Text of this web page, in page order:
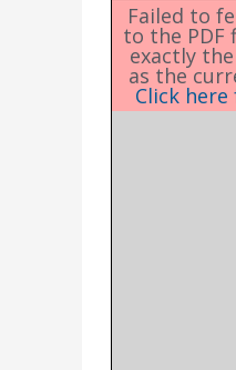
Failed to
to the PDF
exactly
as the
Click